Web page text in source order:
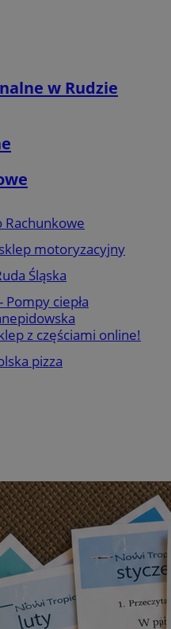
w Rudzie
Rachunkowe
motoryzacyjny
Śląska
Pompy ciepła
z częściami online!
pizza